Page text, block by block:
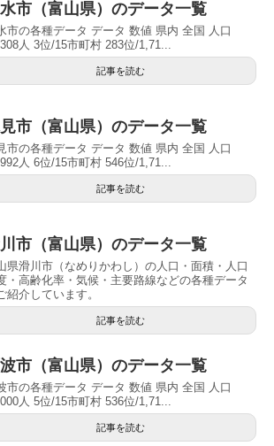
市（富山県）のデータ一覧
市の各種データ データ 数値 県内 全国 人口
人 3位/15市町村 283位/1,71...
記事を読む
市（富山県）のデータ一覧
市の各種データ データ 数値 県内 全国 人口
人 6位/15市町村 546位/1,71...
記事を読む
市（富山県）のデータ一覧
県滑川市（なめりかわし）の人口・面積・人口
・高齢化率・気候・主要路線などの各種データ
紹介しています。
記事を読む
市（富山県）のデータ一覧
市の各種データ データ 数値 県内 全国 人口
人 5位/15市町村 536位/1,71...
記事を読む